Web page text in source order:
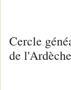
Cercle
de l'Ardèche